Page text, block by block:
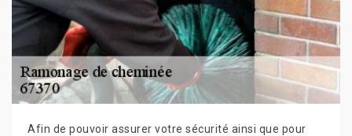
Afin de pouvoir assurer votre sécurité ainsi que pour